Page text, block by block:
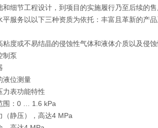
和细节工程设计，到项目的实施履行乃至后续的
平服务以以下三种资质为依托：丰富且革新的产
粘度或不易结晶的侵蚀性气体和液体介质以及侵
制泵
液位测量
力表功能特性
围：0 … 1.6 kPa
（静压），高达4 MPa